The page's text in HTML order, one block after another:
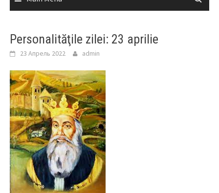
Personalităţile zilei: 23 aprilie
23 Апрель 2022 admin